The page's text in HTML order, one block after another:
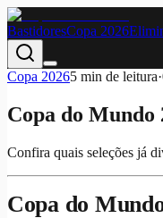
BastidoresCopa 2026
Copa 20265 min de leitura·
Copa do Mundo
Confira quais seleções já
Copa do